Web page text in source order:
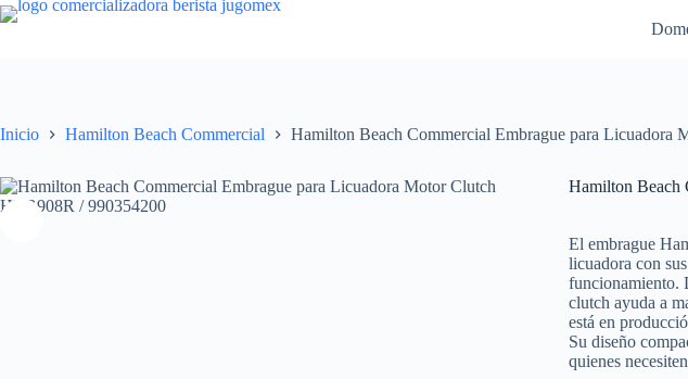
Saltar
al
Inicio Hamilton Beach Commercial Hamilton Beach Commercial Embrague para Licuadora
Hamilton Beach
El embrague
licuadora con
funcionamiento.
clutch ayuda a
está en
Su diseño
quienes